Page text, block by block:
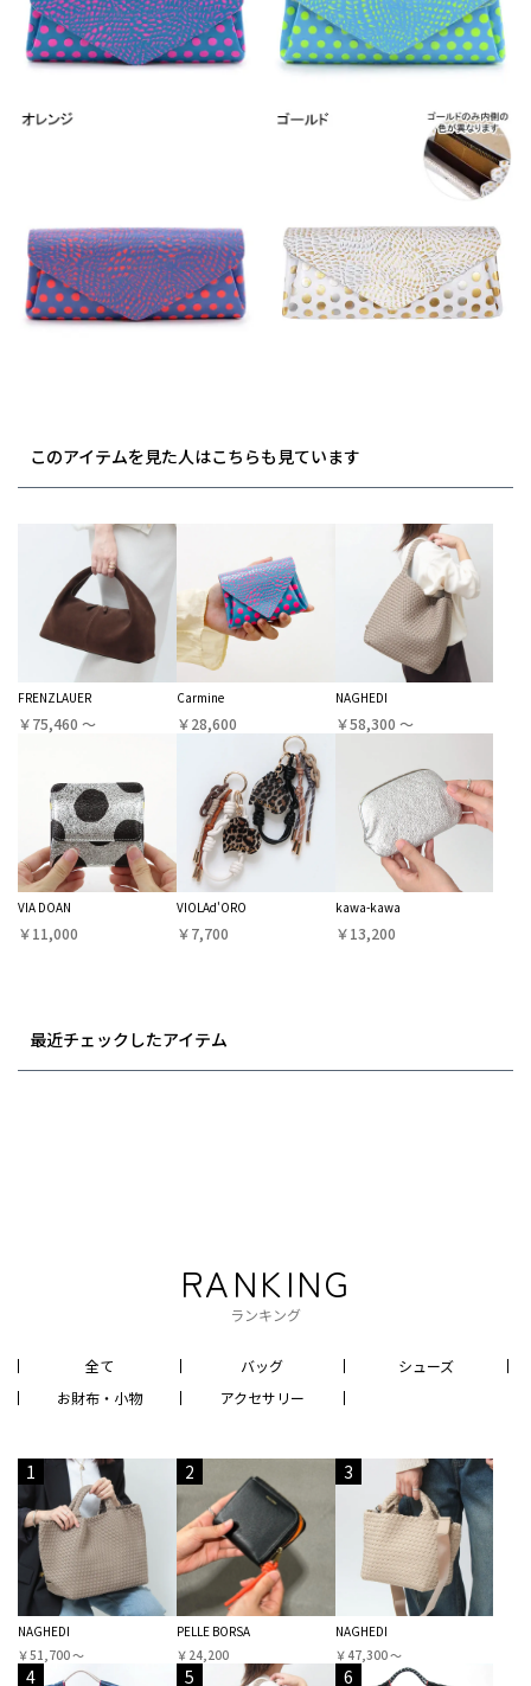
このアイテムを見た人はこちらも見ています
FRENZLAUER
￥75,460 〜
Carmine
￥28,600
NAGHEDI
￥58,300 〜
VIA DOAN
￥11,000
VIOLAd'ORO
￥7,700
kawa-kawa
￥13,200
最近チェックしたアイテム
RANKING
ランキング
全て バッグ
シューズ
お財布・小物
アクセサリー
1
NAGHEDI
￥51,700 〜
2
PELLE BORSA
￥24,200
3
NAGHEDI
￥47,300 〜
4 5 6